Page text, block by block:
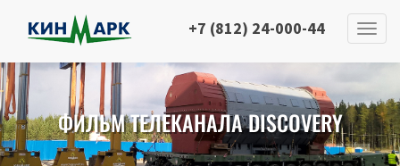
+7 (812) 24-000-44
ФИЛЬМ ТЕЛЕКАНАЛА DISCOVERY